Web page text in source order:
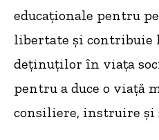
educaționale pentru
libertate și contribuie
deținuților în viața
pentru a duce o viață
consiliere, instruire